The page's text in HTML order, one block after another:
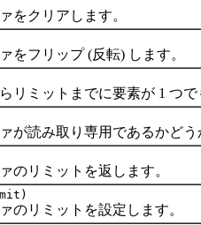
クリアします。
フリップ (反転) します。
ットまでに要素が 1 つで
読み取り専用であるかどう
リミットを返します。
リミットを設定します。